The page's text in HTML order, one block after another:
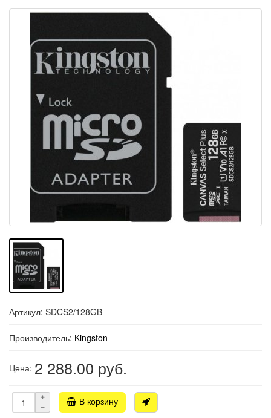
Артикул: SDCS2/128GB
Производитель: Kingston
Цена: 2 288.00 руб.
В корзину